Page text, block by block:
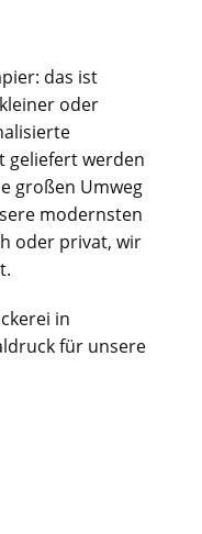
das ist
oder
geliefert werden
großen Umweg
modernsten
oder privat, wir
in
für unsere